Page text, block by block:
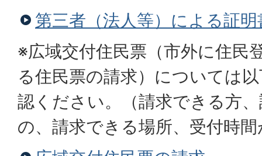
第三者（法人等）による証
※広域交付住民票（市外に住民
る住民票の請求）については
認ください。（請求できる方
の、請求できる場所、受付時